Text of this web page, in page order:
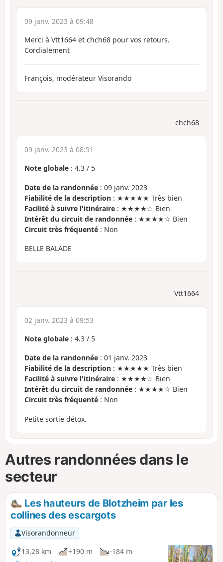
09 janv. 2023 à 09:48
Merci à Vtt1664 et chch68 pour vos retours.
Cordialement
François, modérateur Visorando
chch68
09 janv. 2023 à 08:51
Note globale : 4.3 / 5
Date de la randonnée : 09 janv. 2023
Fiabilité de la description : ★★★★★ Très bien
Facilité à suivre l'itinéraire : ★★★★☆ Bien
Intérêt du circuit de randonnée : ★★★★☆ Bien
Circuit très fréquenté : Non
BELLE BALADE
Vtt1664
02 janv. 2023 à 09:53
Note globale : 4.3 / 5
Date de la randonnée : 01 janv. 2023
Fiabilité de la description : ★★★★★ Très bien
Facilité à suivre l'itinéraire : ★★★★☆ Bien
Intérêt du circuit de randonnée : ★★★★☆ Bien
Circuit très fréquenté : Non
Petite sortie détox.
Autres randonnées dans le
secteur
Les hauteurs de Blotzheim par les
collines des escargots
Visorandonneur
13,28 km
+190 m
-184 m